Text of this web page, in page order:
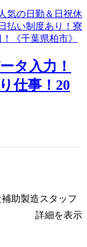
タ入力！
仕事！20
助製造スタッフ
詳細を表示